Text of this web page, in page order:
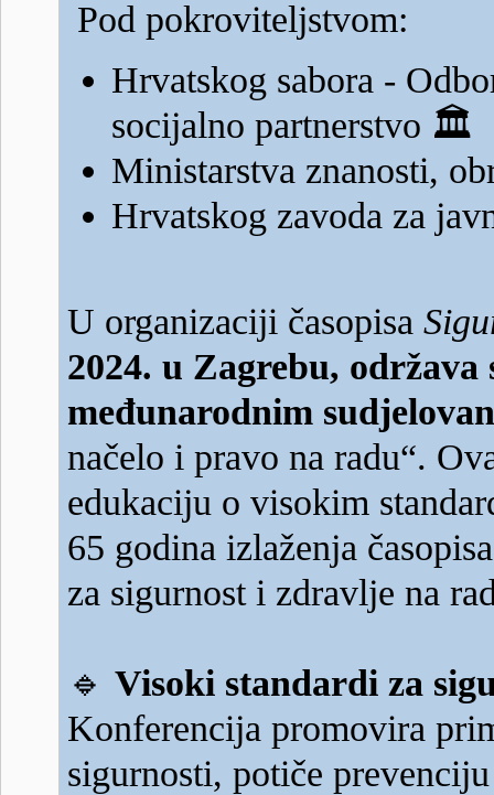
Pod pokroviteljstvom:
Hrvatskog sabora -
socijalno partnerstvo 🏛️
Ministarstva znanosti,
Hrvatskog zavoda za
U organizaciji časopisa
2024. u Zagrebu, održava
međunarodnim
načelo i pravo na radu“.
edukaciju o visokim
65 godina izlaženja
za sigurnost i zdravlje na
🔹 Visoki standardi za
Konferencija promovira
sigurnosti, potiče